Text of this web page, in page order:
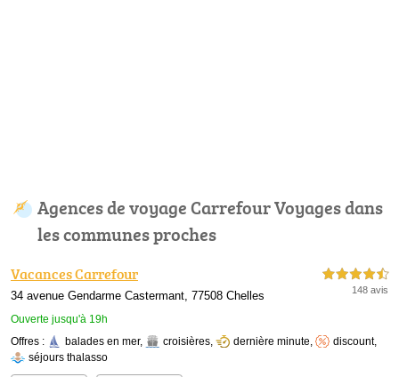
Agences de voyage Carrefour Voyages dans
les communes proches
Vacances Carrefour
34 avenue Gendarme Castermant, 77508 Chelles
Ouverte jusqu'à 19h
4,5 étoiles sur 5
148 avis
Offres : balades en mer, croisières, dernière minute, discount,
séjours thalasso